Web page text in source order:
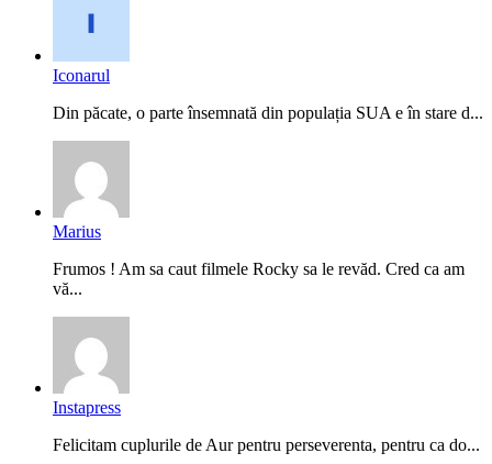
Iconarul
Din păcate, o parte însemnată din populația SUA e în stare d...
Marius
Frumos ! Am sa caut filmele Rocky sa le revăd. Cred ca am
vă...
Instapress
Felicitam cuplurile de Aur pentru perseverenta, pentru ca do...